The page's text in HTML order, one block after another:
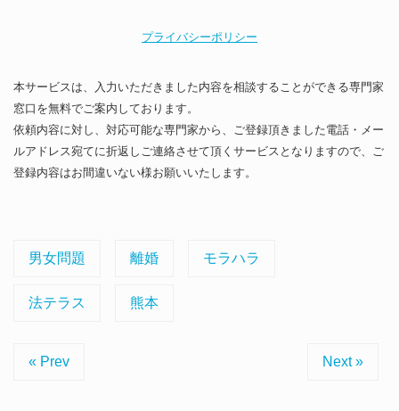
プライバシーポリシー
本サービスは、入力いただきました内容を相談することができる専門家
窓口を無料でご案内しております。
依頼内容に対し、対応可能な専門家から、ご登録頂きました電話・メー
ルアドレス宛てに折返しご連絡させて頂くサービスとなりますので、ご
登録内容はお間違いない様お願いいたします。
男女問題 離婚 モラハラ
法テラス 熊本
« Prev Next »